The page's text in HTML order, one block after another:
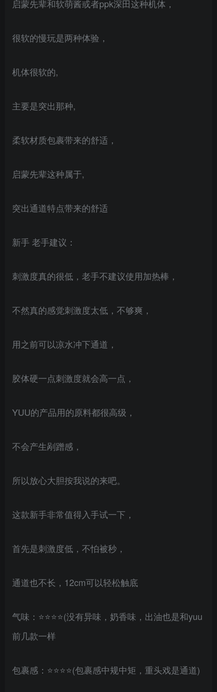
启蒙先辈和软萌酱或者ppk深田这种机体，
很软的慢玩是两种体验，
机体很软的,
主要是突出那种,
柔软材质包裹带来的舒适，
启蒙先辈这种属于,
突出通道特点带来的舒适
新手 老手建议：
刺激度真的很低，老手不建议使用加热棒，
不然真的感觉刺激度太低，不够爽，
用之前可以凉水冲下通道，
胶体硬一点刺激度就会高一点，
YUU的产品用的原料都很高级，
不会产生剐蹭感，
所以放心大胆按我说的来吧。
这款新手非常值得入手试一下，
首先是刺激度低，不怕被秒，
通道也不长，12cm可以轻松触底
气味：⭐⭐⭐⭐(没有异味，奶香味，出油也是和yuu
前几款一样
‌包裹感：⭐⭐⭐⭐(包裹感中规中矩，重头戏是通道)